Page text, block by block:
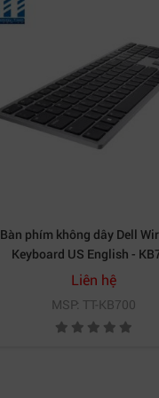
Bàn phím không dây Dell
Keyboard US English -
Liên hệ
MSP: TT-KB700